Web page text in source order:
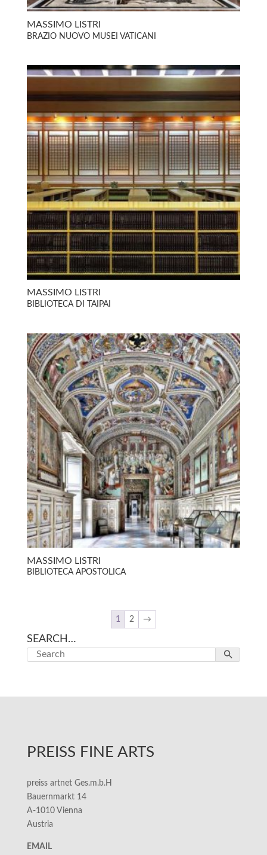
MASSIMO LISTRI
BRAZIO NUOVO MUSEI VATICANI
MASSIMO LISTRI
BIBLIOTECA DI TAIPAI
MASSIMO LISTRI
BIBLIOTECA APOSTOLICA
1 2 →
SEARCH…
PREISS FINE ARTS
preiss artnet Ges.m.b.H
Bauernmarkt 14
A-1010 Vienna
Austria
EMAIL